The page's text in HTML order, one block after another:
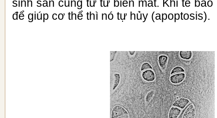
sinh sản cũng từ từ biến mất. Khi tế
để giúp cơ thể thì nó tự hủy (apoptosis).